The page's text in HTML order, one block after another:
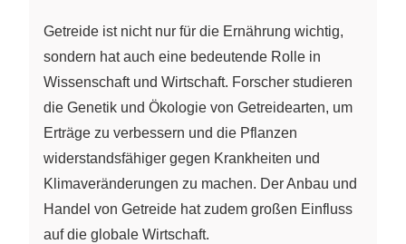
Getreide ist nicht nur für die Ernährung wichtig,
sondern hat auch eine bedeutende Rolle in
Wissenschaft und Wirtschaft. Forscher studieren
die Genetik und Ökologie von Getreidearten, um
Erträge zu verbessern und die Pflanzen
widerstandsfähiger gegen Krankheiten und
Klimaveränderungen zu machen. Der Anbau und
Handel von Getreide hat zudem großen Einfluss
auf die globale Wirtschaft.